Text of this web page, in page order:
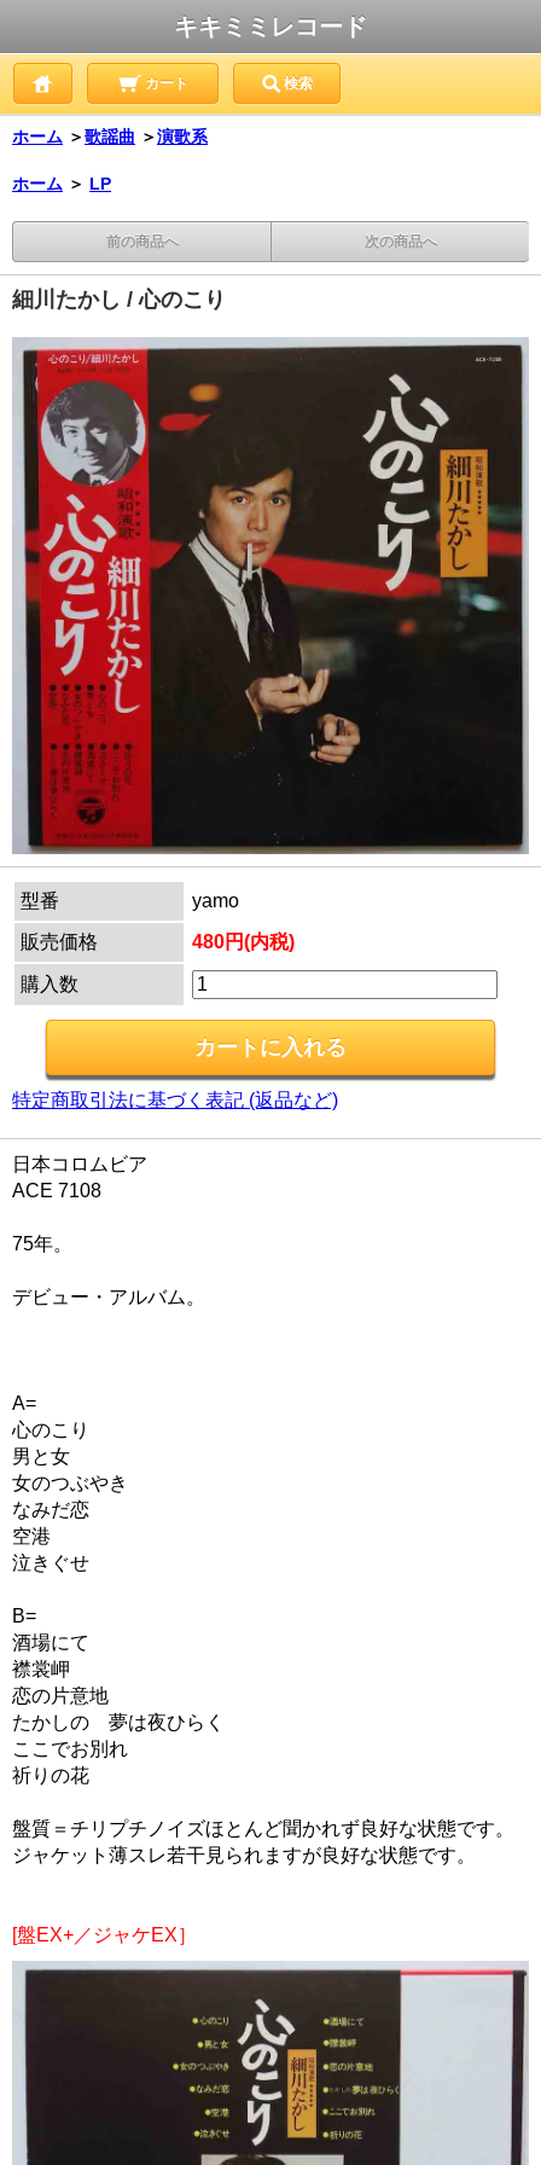
キキミミレコード
カート 検索
ホーム ＞歌謡曲 ＞演歌系
ホーム ＞ LP
前の商品へ 次の商品へ
細川たかし / 心のこり
型番
yamo
販売価格
480円(内税)
購入数
特定商取引法に基づく表記 (返品など)
日本コロムビア
ACE 7108
75年。
デビュー・アルバム。
A=
心のこり
男と女
女のつぶやき
なみだ恋
空港
泣きぐせ
B=
酒場にて
襟裳岬
恋の片意地
たかしの 夢は夜ひらく
ここでお別れ
祈りの花
盤質＝チリプチノイズほとんど聞かれず良好な状態です。
ジャケット薄スレ若干見られますが良好な状態です。
[盤EX+／ジャケEX］